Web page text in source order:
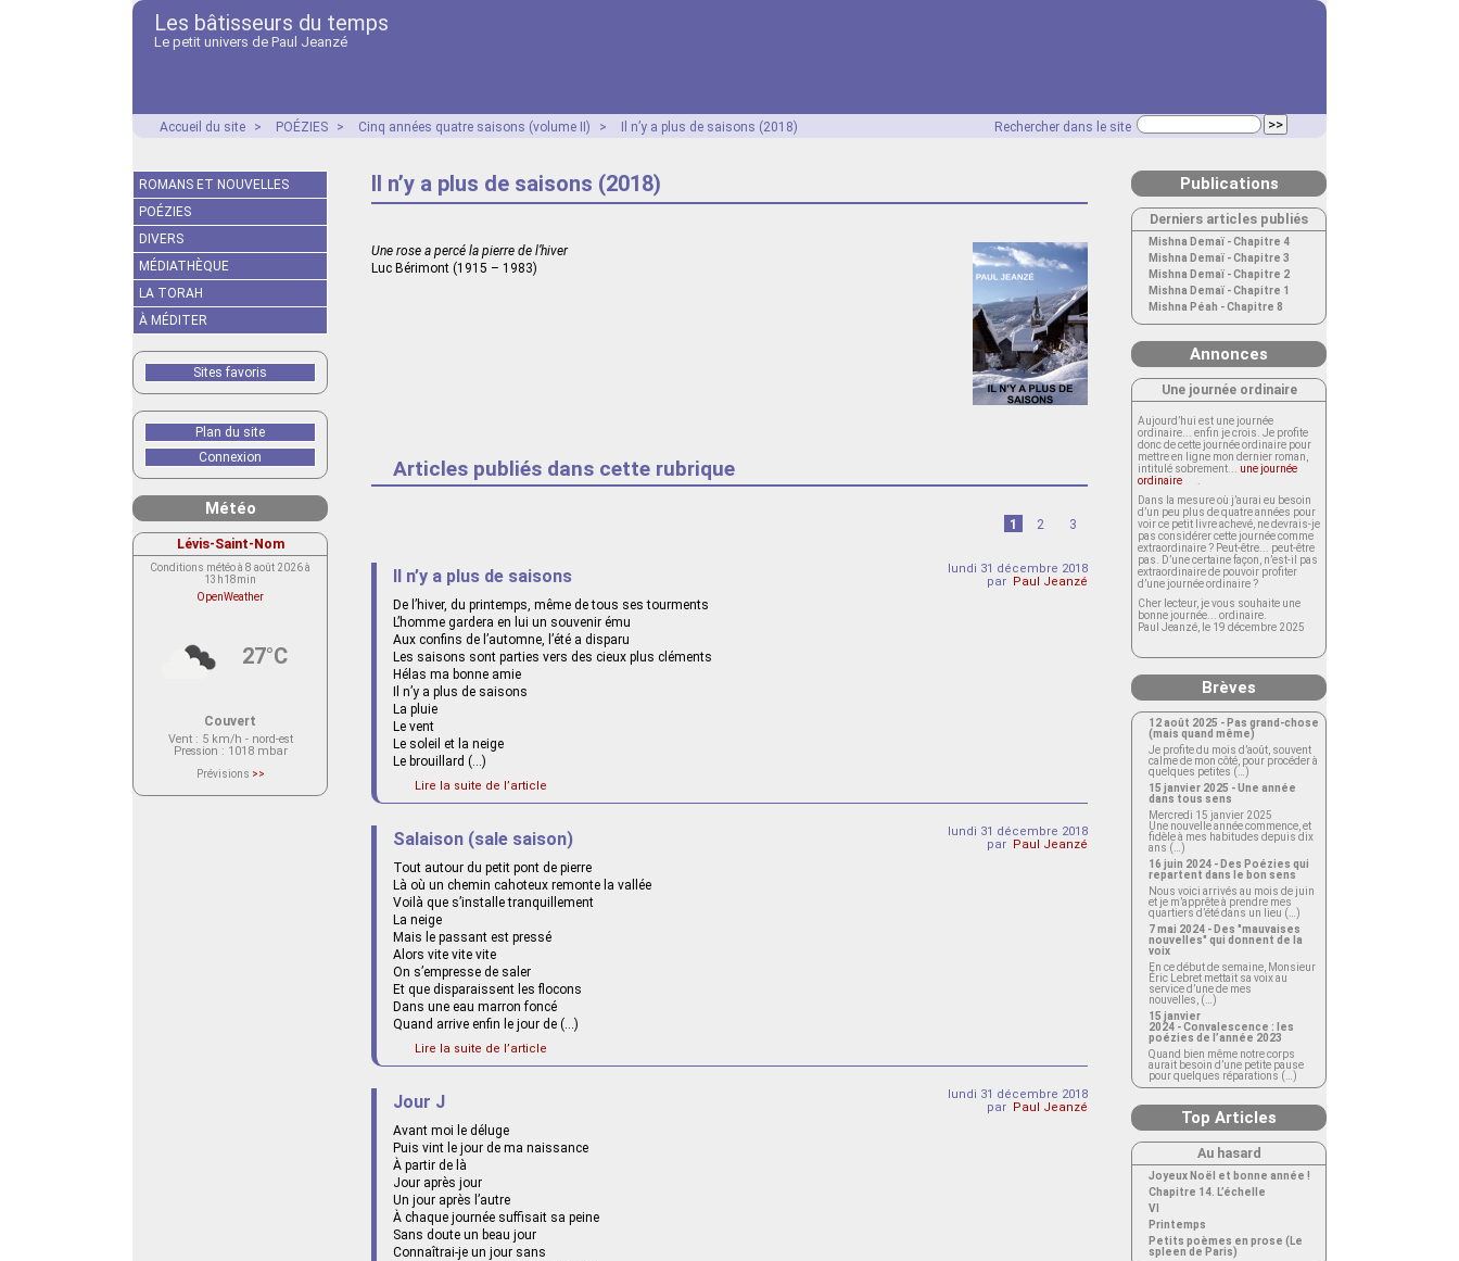
Les bâtisseurs du temps
Le petit univers de Paul Jeanzé
Rechercher dans le site
Accueil du site > POÉZIES > Cinq années quatre saisons (volume II) > Il n’y a plus de saisons (2018)
Il n’y a plus de saisons (2018)
Une rose a percé la pierre de l’hiver
Luc Bérimont (1915 – 1983)
Articles publiés dans cette rubrique
1 2 3
lundi 31 décembre 2018
par Paul Jeanzé
Il n’y a plus de saisons
De l’hiver, du printemps, même de tous ses tourments
L’homme gardera en lui un souvenir ému
Aux confins de l’automne, l’été a disparu
Les saisons sont parties vers des cieux plus cléments
Hélas ma bonne amie
Il n’y a plus de saisons
La pluie
Le vent
Le soleil et la neige
Le brouillard (…)
Lire la suite de l’article
lundi 31 décembre 2018
par Paul Jeanzé
Salaison (sale saison)
Tout autour du petit pont de pierre
Là où un chemin cahoteux remonte la vallée
Voilà que s’installe tranquillement
La neige
Mais le passant est pressé
Alors vite vite vite
On s’empresse de saler
Et que disparaissent les flocons
Dans une eau marron foncé
Quand arrive enfin le jour de (…)
Lire la suite de l’article
lundi 31 décembre 2018
par Paul Jeanzé
Jour J
Avant moi le déluge
Puis vint le jour de ma naissance
À partir de là
Jour après jour
Un jour après l’autre
À chaque journée suffisait sa peine
Sans doute un beau jour
Connaîtrai-je un jour sans
ROMANS ET NOUVELLES
POÉZIES
DIVERS
MÉDIATHÈQUE
LA TORAH
À MÉDITER
Sites favoris
Plan du site
Connexion
Météo
Lévis-Saint-Nom
Conditions météo à 8 août 2026 à
13h18min
OpenWeather
27°C
Couvert
Vent: 5 km/h - nord-est
Pression : 1018 mbar
Prévisions >>
actuellement aucune prévision
Publications
Derniers articles publiés
Mishna Demaï - Chapitre 4
Mishna Demaï - Chapitre 3
Mishna Demaï - Chapitre 2
Mishna Demaï - Chapitre 1
Mishna Péah - Chapitre 8
Annonces
Une journée ordinaire
Aujourd’hui est une journée
ordinaire... enfin je crois. Je profite
donc de cette journée ordinaire pour
mettre en ligne mon dernier roman,
intitulé sobrement... une journée
ordinaire
Dans la mesure où j’aurai eu besoin
d’un peu plus de quatre années pour
voir ce petit livre achevé, ne devrais-je
pas considérer cette journée comme
extraordinaire ? Peut-être... peut-être
pas. D’une certaine façon, n’est-il pas
extraordinaire de pouvoir profiter
d’une journée ordinaire ?
Cher lecteur, je vous souhaite une
bonne journée... ordinaire.
Paul Jeanzé, le 19 décembre 2025
Brèves
12 août 2025 - Pas grand-chose
(mais quand même)
Je profite du mois d’août, souvent
calme de mon côté, pour procéder à
quelques petites (…)
15 janvier 2025 - Une année
dans tous sens
Mercredi 15 janvier 2025
Une nouvelle année commence, et
fidèle à mes habitudes depuis dix
ans (…)
16 juin 2024 - Des Poézies qui
repartent dans le bon sens
Nous voici arrivés au mois de juin
et je m’apprête à prendre mes
quartiers d’été dans un lieu (…)
7 mai 2024 - Des "mauvaises
nouvelles" qui donnent de la
voix
En ce début de semaine, Monsieur
Éric Lebret mettait sa voix au
service d’une de mes
nouvelles, (…)
15 janvier
2024 - Convalescence : les
poézies de l’année 2023
Quand bien même notre corps
aurait besoin d’une petite pause
pour quelques réparations (…)
Top Articles
Au hasard
Joyeux Noël et bonne année !
Chapitre 14. L’échelle
VI
Printemps
Petits poèmes en prose (Le
spleen de Paris)